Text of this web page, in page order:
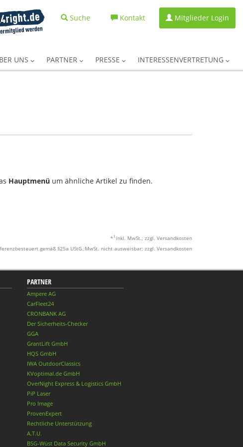
Suche Kontakt Mitglieder Login
UNS PARTNER PRESSE INTERESSENVERTRETUNG
Hauptmenü um ähnliche Artikel zu finden.
* 1 inkl. MwSt.; zzgl. Versandkosten
gemäß §25a UStG.;MwSt. nicht ausweisbar; zzgl. Versandkosten
PARTNER
Ampere AG
CarFleet24
CRONBANK AG
Der Sicherheits-Checker
GGA
GrantLift GmbH
HQS GmbH
IWA OutdoorClassics
KVoptimal.de GmbH
OverNight Express & Logistics GmbH
PiP Laser
Pro Image
ProvenExpert
Rechtliche Unterstützung
A.T.U.
BSG-Wüst Data Security GmbH